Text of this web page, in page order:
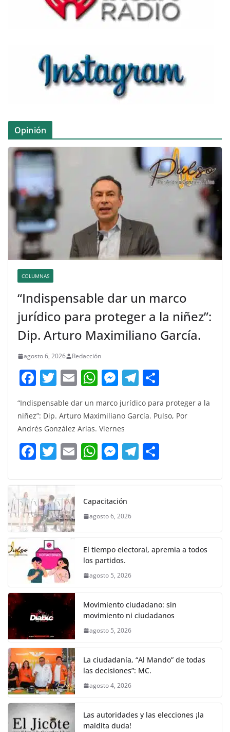
Opinión
COLUMNAS
“Indispensable dar un marco
jurídico para proteger a la niñez”:
Dip. Arturo Maximiliano García.
agosto 6, 2026 Redacción
F
c
e
b
o
k
T
w
itt
er
E
ai
l
W
at
s
A
p
M
e
ss
e
n
g
T
e
a
m
m
“Indispensable dar un marco jurídico para proteger a la
niñez”: Dip. Arturo Maximiliano García. Pulso, Por
Andrés González Arias. Viernes
F
c
e
b
o
o
k
T
itt
er
E W
s
A
p
M
e
n
er
T
Capacitación
agosto 6, 2026
El tiempo electoral, apremia a todos
los partidos.
agosto 5, 2026
Movimiento ciudadano: sin
movimiento ni ciudadanos
agosto 5, 2026
La ciudadanía, “Al Mando” de todas
las decisiones”: MC.
agosto 4, 2026
Las autoridades y las elecciones ¡la
maldita duda!